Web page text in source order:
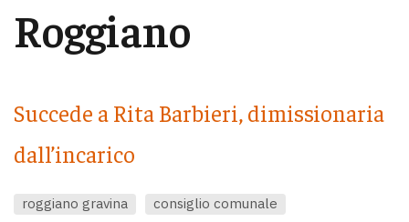
Roggiano
Succede a Rita Barbieri, dimissionaria
dall’incarico
roggiano gravina
consiglio comunale